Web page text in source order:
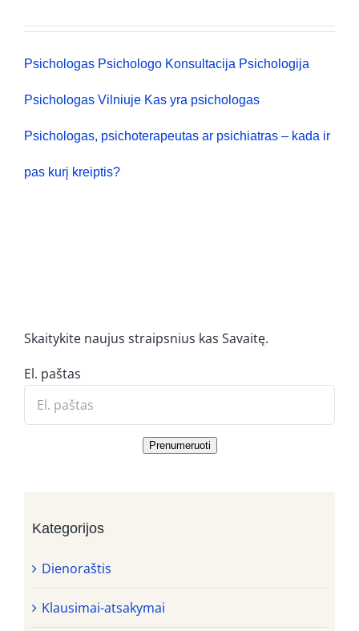
Psichologas Psichologo Konsultacija Psichologija
Psichologas Vilniuje Kas yra psichologas
Psichologas, psichoterapeutas ar psichiatras – kada ir
pas kurį kreiptis?
Skaitykite naujus straipsnius kas Savaitę.
El. paštas
Prenumeruoti
Kategorijos
Dienoraštis
Klausimai-atsakymai